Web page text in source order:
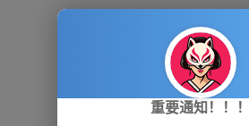
重要通知！！！